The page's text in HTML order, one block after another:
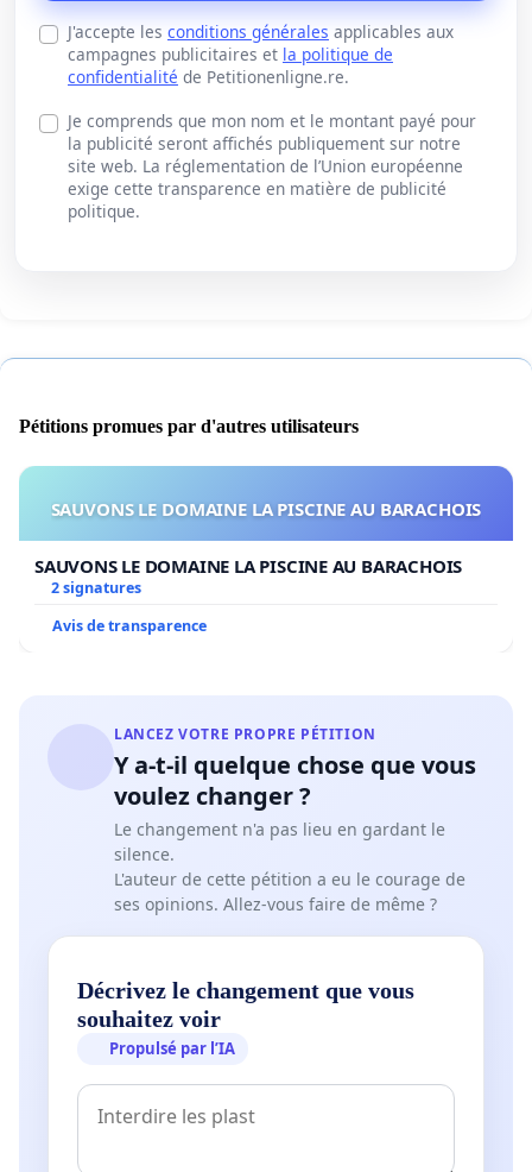
J'accepte les conditions générales applicables aux
campagnes publicitaires et la politique de
confidentialité de Petitionenligne.re.
Je comprends que mon nom et le montant payé pour
la publicité seront affichés publiquement sur notre
site web. La réglementation de l’Union européenne
exige cette transparence en matière de publicité
politique.
Pétitions promues par d'autres utilisateurs
SAUVONS LE DOMAINE LA PISCINE AU BARACHOIS
SAUVONS LE DOMAINE LA PISCINE AU BARACHOIS
2 signatures
Avis de transparence
LANCEZ VOTRE PROPRE PÉTITION
Y a-t-il quelque chose que vous
voulez changer ?
Le changement n'a pas lieu en gardant le
silence.
L'auteur de cette pétition a eu le courage de
ses opinions. Allez-vous faire de même ?
Décrivez le changement que vous
souhaitez voir
Propulsé par l’IA